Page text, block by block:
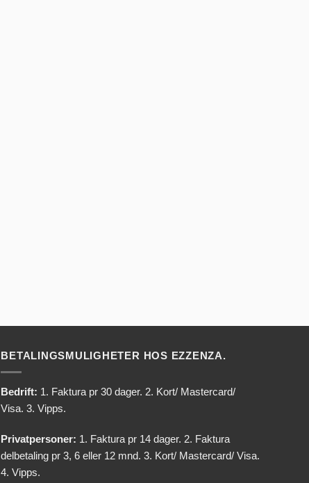
BETALINGSMULIGHETER HOS EZZENZA.
Bedrift: 1. Faktura pr 30 dager. 2. Kort/ Mastercard/
Visa. 3. Vipps.
Privatpersoner: 1. Faktura pr 14 dager. 2. Faktura
delbetaling pr 3, 6 eller 12 mnd. 3. Kort/ Mastercard/ Visa.
4. Vipps.